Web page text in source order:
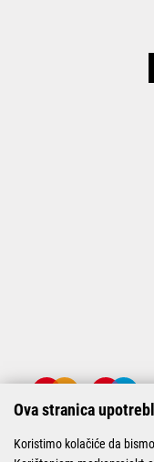
Ova stranica
Koristimo kolačiće da